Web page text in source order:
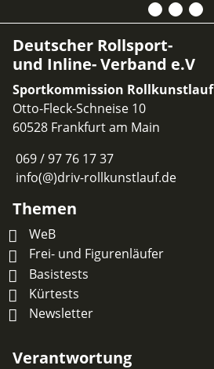
Deutscher Rollsport-
und Inline- Verband e.V
Sportkommission Rollkunstlauf
Otto-Fleck-Schneise 10
60528 Frankfurt am Main
069 / 97 76 17 37
info(@)driv-rollkunstlauf.de
Themen
WeB
Frei- und Figurenläufer
Basistests
Kürtests
Newsletter
Verantwortung